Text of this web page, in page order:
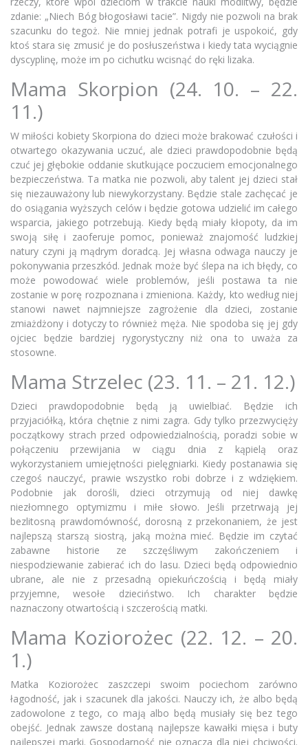
zdanie: „Niech Bóg błogosławi tacie”. Nigdy nie pozwoli na brak
szacunku do tegoż. Nie mniej jednak potrafi je uspokoić, gdy
ktoś stara się zmusić je do posłuszeństwa i kiedy tata wyciągnie
dyscyplinę, może im po cichutku wcisnąć do ręki lizaka.
Mama Skorpion (24. 10. – 22.
11.)
W miłości kobiety Skorpiona do dzieci może brakować czułości i
otwartego okazywania uczuć, ale dzieci prawdopodobnie będą
czuć jej głębokie oddanie skutkujące poczuciem emocjonalnego
bezpieczeństwa. Ta matka nie pozwoli, aby talent jej dzieci stał
się niezauważony lub niewykorzystany. Będzie stale zachęcać je
do osiągania wyższych celów i będzie gotowa udzielić im całego
wsparcia, jakiego potrzebują. Kiedy będą miały kłopoty, da im
swoją siłę i zaoferuje pomoc, ponieważ znajomość ludzkiej
natury czyni ją mądrym doradcą. Jej własna odwaga nauczy je
pokonywania przeszkód. Jednak może być ślepa na ich błędy, co
może powodować wiele problemów, jeśli postawa ta nie
zostanie w porę rozpoznana i zmieniona. Każdy, kto według niej
stanowi nawet najmniejsze zagrożenie dla dzieci, zostanie
zmiażdżony i dotyczy to również męża. Nie spodoba się jej gdy
ojciec będzie bardziej rygorystyczny niż ona to uważa za
stosowne.
Mama Strzelec (23. 11. – 21. 12.)
Dzieci prawdopodobnie będą ją uwielbiać. Będzie ich
przyjaciółką, która chętnie z nimi zagra. Gdy tylko przezwycięży
początkowy strach przed odpowiedzialnością, poradzi sobie w
połączeniu przewijania w ciągu dnia z kąpielą oraz
wykorzystaniem umiejętności pielęgniarki. Kiedy postanawia się
czegoś nauczyć, prawie wszystko robi dobrze i z wdziękiem.
Podobnie jak dorośli, dzieci otrzymują od niej dawkę
niezłomnego optymizmu i miłe słowo. Jeśli przetrwają jej
bezlitosną prawdomówność, dorosną z przekonaniem, że jest
najlepszą starszą siostrą, jaką można mieć. Będzie im czytać
zabawne historie ze szczęśliwym zakończeniem i
niespodziewanie zabierać ich do lasu. Dzieci będą odpowiednio
ubrane, ale nie z przesadną opiekuńczością i będą miały
przyjemne, wesołe dzieciństwo.
Ich charakter będzie
naznaczony otwartością i szczerością matki.
Mama Koziorożec (22. 12. – 20.
1.)
Matka Koziorożec zaszczepi swoim pociechom zarówno
łagodność, jak i szacunek dla jakości. Nauczy ich, że albo będą
zadowolone z tego, co mają albo będą musiały się bez tego
obejść. Jednak zawsze dostaną najlepsze kawałki mięsa i buty
najlepszej marki. Gospodarność nie oznacza dla niej chciwości.